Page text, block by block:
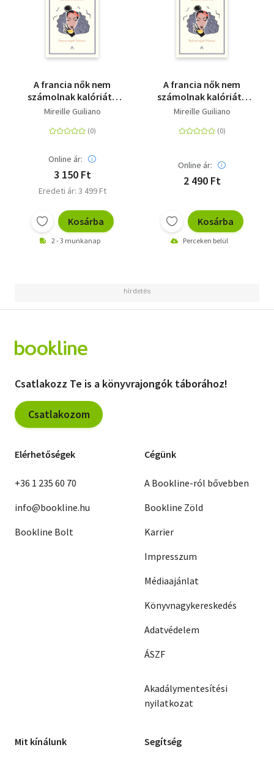
A francia nők nem
számolnak kalóriát -
Ínyencségek Párizsa
Mireille Guiliano
Online ár:
3 150 Ft
Eredeti ár: 3 499 Ft
Kosárba
2 - 3 munkanap
A francia nők nem
számolnak kalóriát -
Ínyencségek Párizsa
Mireille Guiliano
Online ár:
2 490 Ft
Kosárba
Perceken belül
Csatlakozz Te is a könyvrajongók táborához!
Csatlakozom
Elérhetőségek
+36 1 235 60 70
info@bookline.hu
Bookline Bolt
Cégünk
A Bookline-ról bővebben
Bookline Zöld
Karrier
Impresszum
Médiaajánlat
Könyvnagykereskedés
Adatvédelem
ÁSZF
Akadálymentesítési
nyilatkozat
Mit kínálunk Segítség